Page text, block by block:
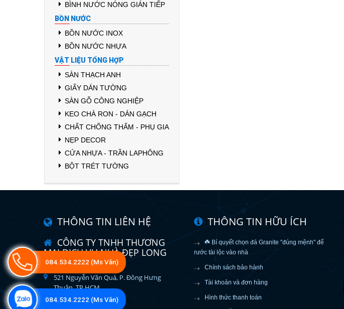
BÌNH NƯỚC NÓNG GIÁN TIẾP
BỒN NƯỚC
BỒN NƯỚC INOX
BỒN NƯỚC NHỰA
VẬT LIỆU TỔNG HỢP
SÀN THẠCH ANH
GIẤY DÁN TƯỜNG
SÀN GỖ CÔNG NGHIỆP
KEO CHÀ RON - DÁN GẠCH
CHẤT CHỐNG THẤM - PHỤ GIA
NẸP DECOR
CỬA NHỰA - TRẦN LAPHÔNG
BỘT TRÉT TƯỜNG
THÔNG TIN LIÊN HỆ
CÔNG TY TNHH THƯƠNG
MẠI DỊCH VỤ NHÀ ĐẸP LONG
VÂN
521 Nguyễn Văn Quá, P. Đông Hưng
Thuận, TP.HCM
longvan523@gmail.com
THÔNG TIN HỮU ÍCH
☘️ Bí quyết chọn đá Granite "đúng mệnh" để
rước tài lộc vào nhà
Chính sách bảo hành
Tài khoản và đơn hàng
Hình thức thanh toán
084.534.2222 (Ms Vân)
084.534.2222 (Ms Vân)